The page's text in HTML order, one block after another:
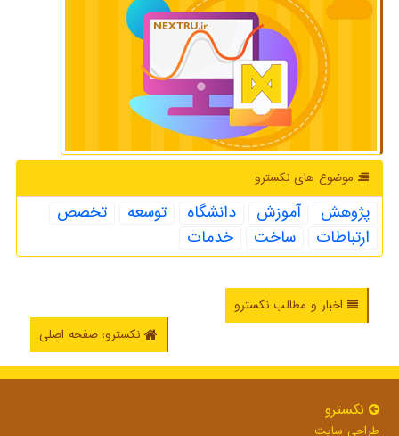
موضوع های نكسترو
پژوهش آموزش دانشگاه توسعه
تخصص
ارتباطات
ساخت خدمات
اخبار و مطالب نکسترو
نکسترو: صفحه اصلی
نكسترو
طراحی سایت